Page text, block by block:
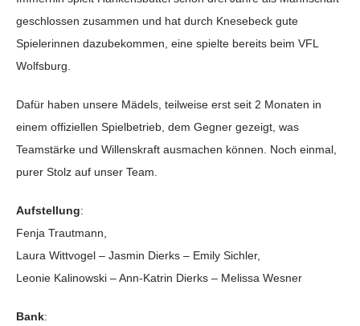
geschlossen zusammen und hat durch Knesebeck gute
Spielerinnen dazubekommen, eine spielte bereits beim VFL
Wolfsburg.
Dafür haben unsere Mädels, teilweise erst seit 2 Monaten in
einem offiziellen Spielbetrieb, dem Gegner gezeigt, was
Teamstärke und Willenskraft ausmachen können. Noch einmal,
purer Stolz auf unser Team.
Aufstellung:
Fenja Trautmann,
Laura Wittvogel – Jasmin Dierks – Emily Sichler,
Leonie Kalinowski – Ann-Katrin Dierks – Melissa Wesner
Bank: